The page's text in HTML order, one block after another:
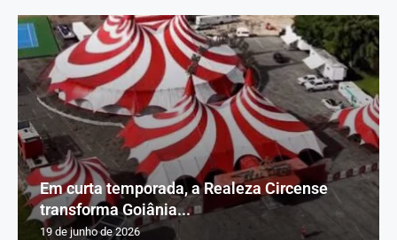
Em curta temporada, a Realeza Circense
transforma Goiânia...
19 de junho de 2026